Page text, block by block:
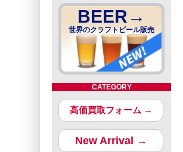
BEER→
世界のクラフトビール販売
CATEGORY
高価買取フォーム →
New Arrival →